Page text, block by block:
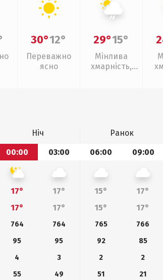
30°12°
Переважно
ясно
29°15°
Мінлива
хмарність,
Ніч Ранок
00:00
03:00 06:00 09:00
17° 17° 15° 17°
17°
17° 15° 17°
764 764 765 766
95
95 92 85
4
3 2 2
55
49 51 21